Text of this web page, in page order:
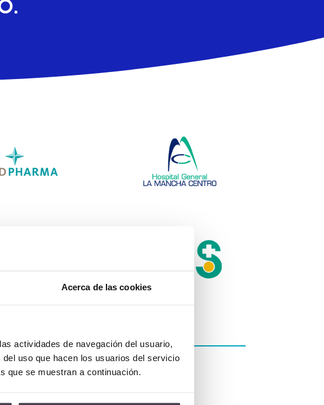
Acerca de las cookies
actividades de navegación del usuario,
uso que hacen los usuarios del servicio
que se muestran a continuación.